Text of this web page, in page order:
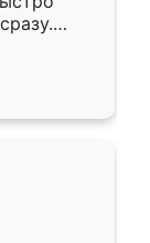
к
даже